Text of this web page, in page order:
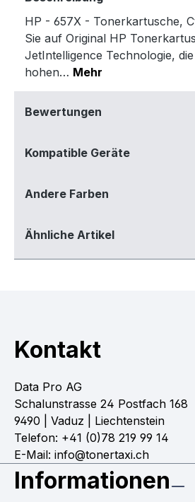
HP - 657X - Tonerkartusche,
Sie auf Original HP
JetIntelligence Technologie,
hohen… Mehr
Bewertungen
Kompatible Geräte
Andere Farben
Ähnliche Artikel
Kontakt
Data Pro AG
Schalunstrasse 24 Postfach 168
9490 | Vaduz | Liechtenstein
Telefon: +41 (0)78 219 99 14
E-Mail: info@tonertaxi.ch
Informationen